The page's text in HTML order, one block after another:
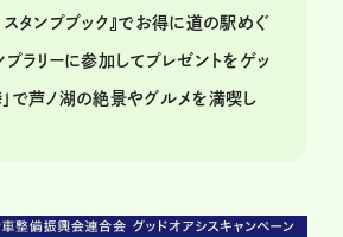
スタンプブック』でお得に道の駅めぐ
プラリーに参加してプレゼントをゲッ
で芦ノ湖の絶景やグルメを満喫し